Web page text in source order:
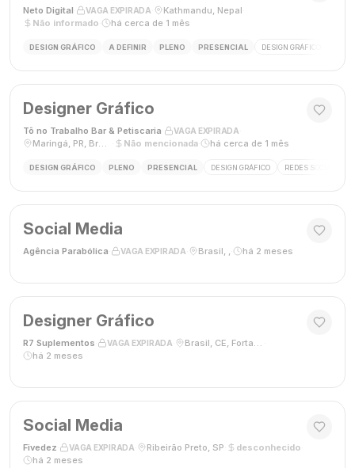
Neto Digital VAGA EXPIRADA Kathmandu, Nepal
Não informado
há cerca de 1 mês
DESIGN GRÁFICO A DEFINIR PLENO PRESENCIAL DESIGN GRÁFICO
Designer Gráfico
Tô no Trabalho Bar & Petiscaria VAGA EXPIRADA
Maringá, PR, Brasil
Não mencionada há cerca de 1 mês
DESIGN GRÁFICO PLENO PRESENCIAL DESIGN GRÁFICO REDES SOCIAIS
Social Media
Agência Parabólica VAGA EXPIRADA Brasil, , há 2 meses
Designer Gráfico
R7 Suplementos VAGA EXPIRADA Brasil, CE, Fortaleza
há 2 meses
Social Media
Fivedez VAGA EXPIRADA Ribeirão Preto, SP desconhecido
há 2 meses